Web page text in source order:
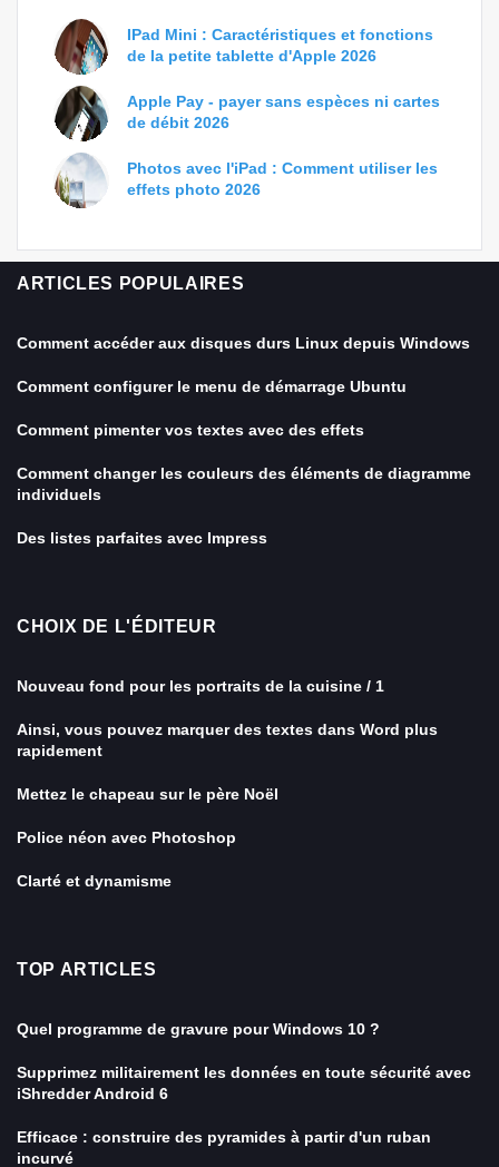
IPad Mini : Caractéristiques et fonctions
de la petite tablette d'Apple 2026
Apple Pay - payer sans espèces ni cartes
de débit 2026
Photos avec l'iPad : Comment utiliser les
effets photo 2026
ARTICLES POPULAIRES
Comment accéder aux disques durs Linux depuis Windows
Comment configurer le menu de démarrage Ubuntu
Comment pimenter vos textes avec des effets
Comment changer les couleurs des éléments de diagramme
individuels
Des listes parfaites avec Impress
CHOIX DE L'ÉDITEUR
Nouveau fond pour les portraits de la cuisine / 1
Ainsi, vous pouvez marquer des textes dans Word plus
rapidement
Mettez le chapeau sur le père Noël
Police néon avec Photoshop
Clarté et dynamisme
TOP ARTICLES
Quel programme de gravure pour Windows 10 ?
Supprimez militairement les données en toute sécurité avec
iShredder Android 6
Efficace : construire des pyramides à partir d'un ruban
incurvé